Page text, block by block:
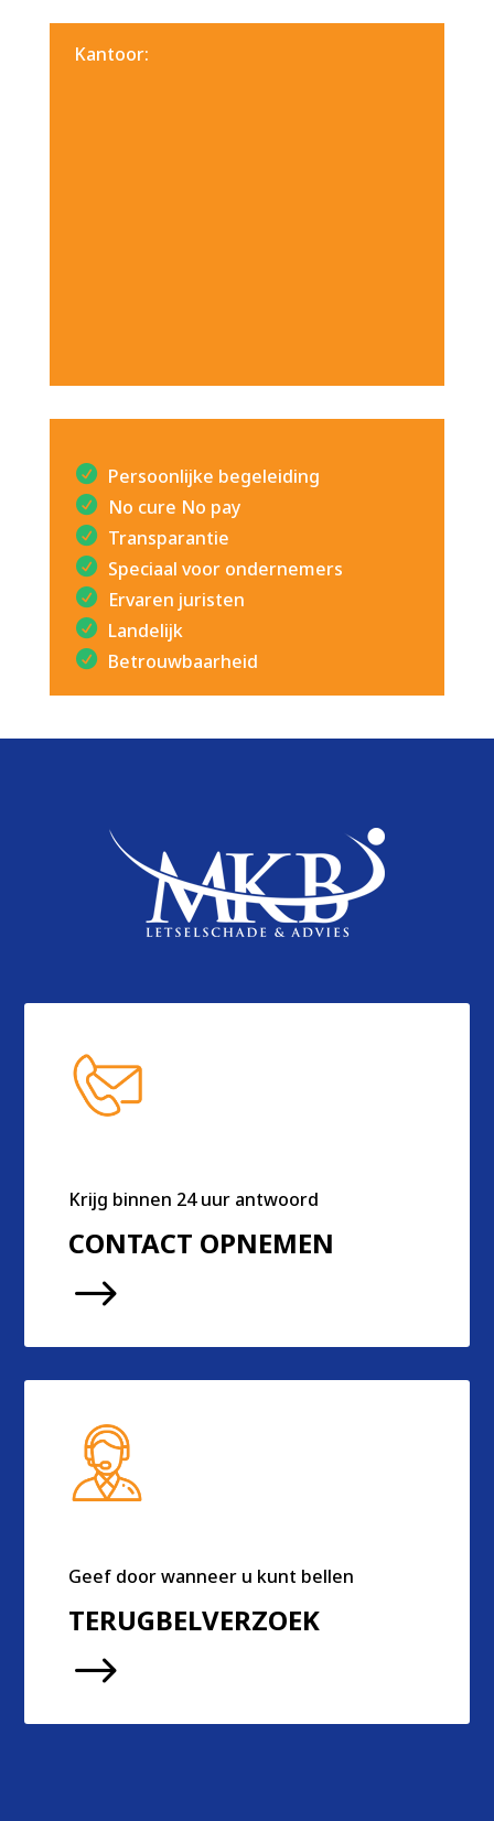
Kantoor:
Persoonlijke begeleiding
No cure No pay
Transparantie
Speciaal voor ondernemers
Ervaren juristen
Landelijk
Betrouwbaarheid
Krijg binnen 24 uur antwoord
CONTACT OPNEMEN
$
Geef door wanneer u kunt bellen
TERUGBELVERZOEK
$